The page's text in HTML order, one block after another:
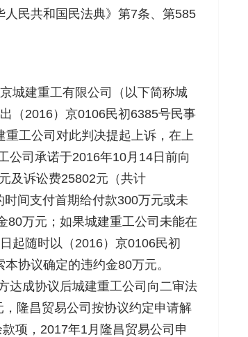
民共和国民法典》第7条、第585
城建重工有限公司（以下简称城
（2016）京0106民初6385号民事
工公司对此判决提起上诉，在上
公司承诺于2016年10月14日前向
及诉讼费25802元（共计
间支付首期给付款300万元或未
80万元；如果城建重工公司未能在
起随时以（2016）京0106民初
协议确定的违约金80万元。
达成协议后城建重工公司向二审法
隆昌贸易公司按协议约定申请解
项，2017年1月隆昌贸易公司申